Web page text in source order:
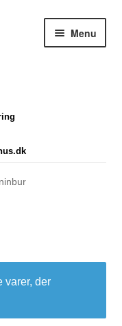
Menu
varer, der